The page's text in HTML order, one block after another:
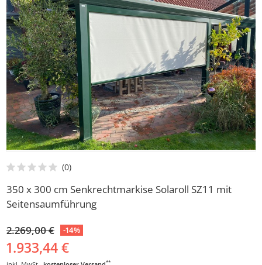
350 x 300 cm Senkrechtmarkise Solaroll SZ11 mit
Seitensaumführung
2.269,00 €
-14%
1.933,44 €
**